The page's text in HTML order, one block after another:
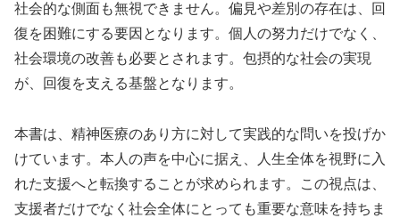
社会的な側面も無視できません。偏見や差別の存在は、回
復を困難にする要因となります。個人の努力だけでなく、
社会環境の改善も必要とされます。包摂的な社会の実現
が、回復を支える基盤となります。
本書は、精神医療のあり方に対して実践的な問いを投げか
けています。本人の声を中心に据え、人生全体を視野に入
れた支援へと転換することが求められます。この視点は、
支援者だけでなく社会全体にとっても重要な意味を持ちま